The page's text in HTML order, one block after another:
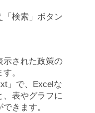
「検索」ボタン
示された政策の
。
」で、Excelな
、表やグラフに
きます。